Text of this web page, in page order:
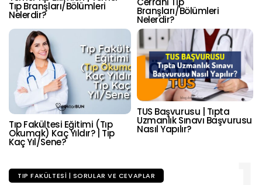
Tıp Branşları/Bölümleri
Nelerdir? Branşları/Bölümleri
Nelerdir?
Tıp Fakültesi Eğitimi (Tıp
Okumak) Kaç Yıldır? | Tıp
Kaç Yıl/Sene?
TUS Başvurusu | Tıpta
Uzmanlık Sınavı Başvurusu
Nasıl Yapılır?
TIP FAKÜLTESI | SORULAR VE CEVAPLAR